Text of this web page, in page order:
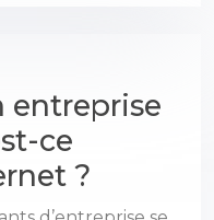
entreprise
ce
?